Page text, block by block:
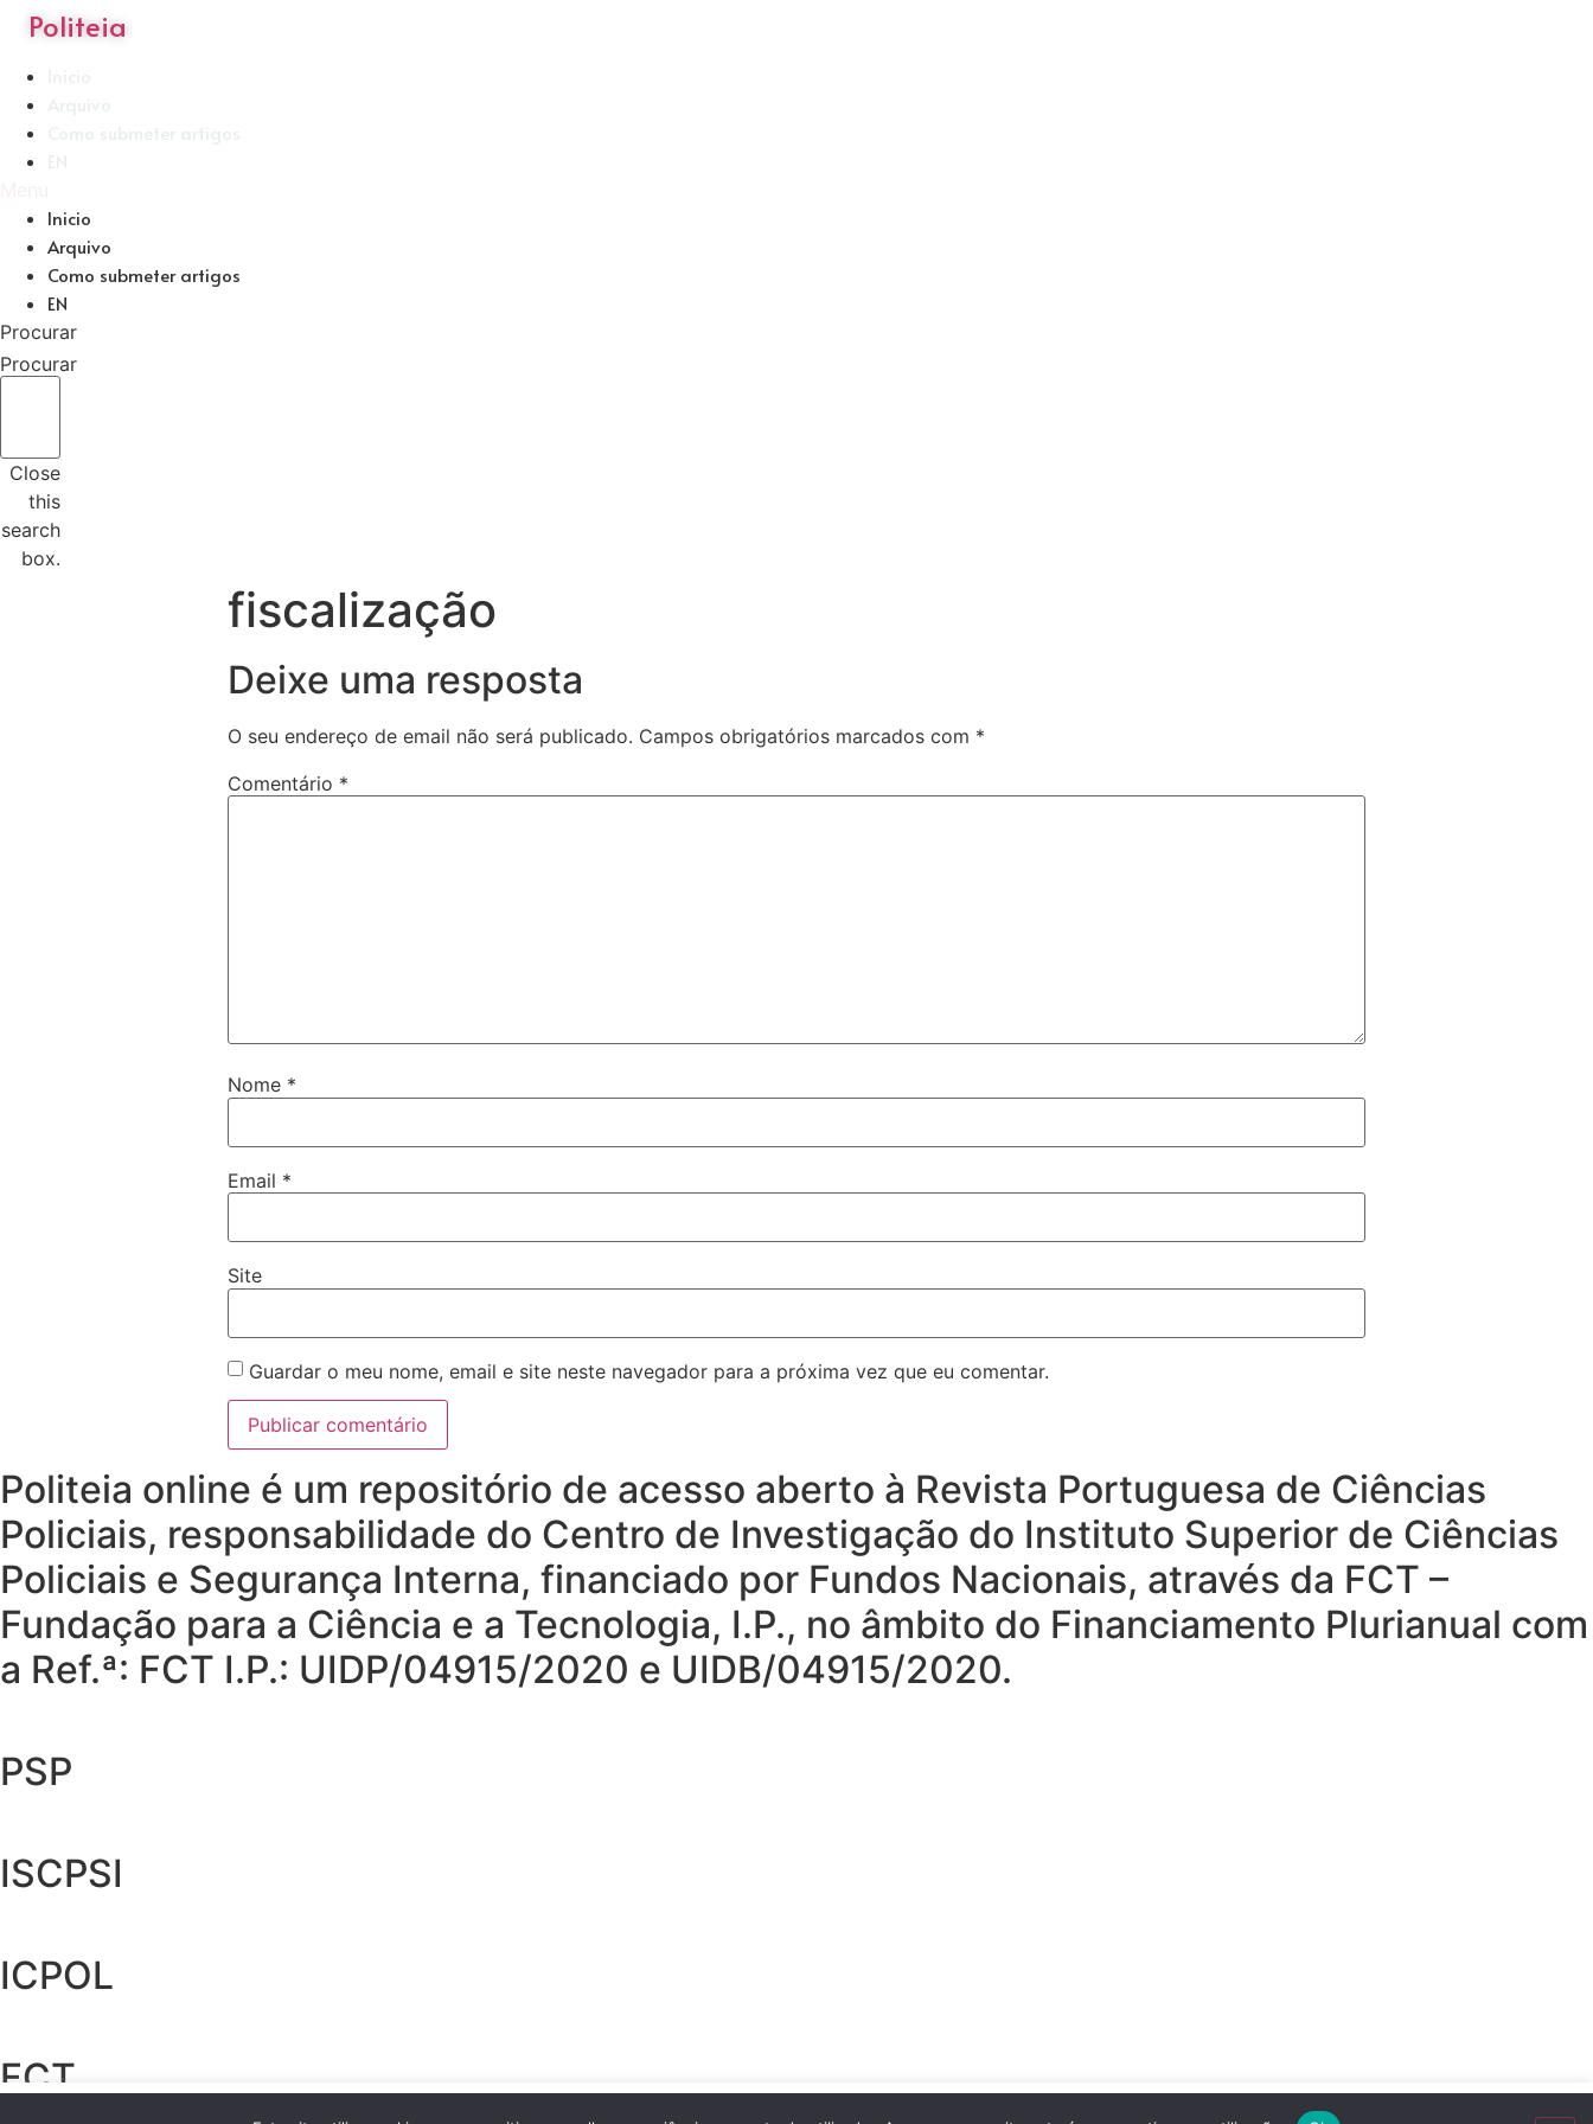
Politeia
Inicio
Arquivo
Como submeter artigos
EN
Procurar
Procurar
Close
this
search
box.
fiscalização
Deixe uma resposta
O seu endereço de email não será publicado. Campos obrigatórios marcados com *
Comentário *
Nome *
Email *
Site
Guardar o meu nome, email e site neste navegador para a próxima vez que eu comentar.
Politeia online é um repositório de acesso aberto à Revista Portuguesa de Ciências
Policiais, responsabilidade do Centro de Investigação do Instituto Superior de Ciências
Policiais e Segurança Interna, financiado por Fundos Nacionais, através da FCT –
Fundação para a Ciência e a Tecnologia, I.P., no âmbito do Financiamento Plurianual com
a Ref.ª: FCT I.P.: UIDP/04915/2020 e UIDB/04915/2020.
PSP
ISCPSI
ICPOL
FCT